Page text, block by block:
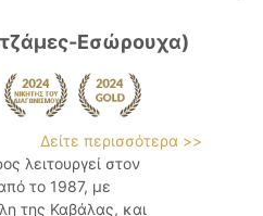
Εσώρουχα)
Δείτε περισσότερα >>
λειτουργεί στον
το 1987, με
της Καβάλας, και